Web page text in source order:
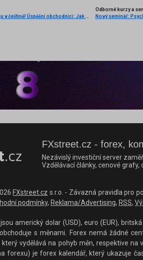
Světový bestseller o tradingu v češtině! Úspěšní obchodníci: Jak běžní lidé porážejí Wall Street v jeho vlastní hře
Odborné kurzy a
FXstreet.cz - forex,
Nezávislý investiční server
Vzdělávací články, cenové
FXstreet.cz s.r.o. - Závazná pravidla pro
podmínky, Reklama/Advertising, RSS,
americký dolar (USD), euro (EUR),
s měnami. Forex nemá žádné
vydělává na pohyb měn, respektive
forexu) je forex kalendář, který ukazuje